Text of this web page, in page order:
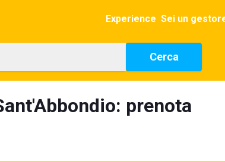
Experience Sei un
Cerca
prenota